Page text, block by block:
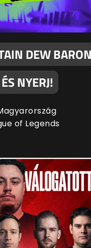
DEW
NYERJ!
of Legends